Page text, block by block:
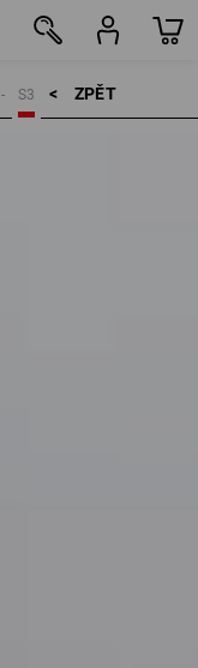
ZPĚT    >
S3